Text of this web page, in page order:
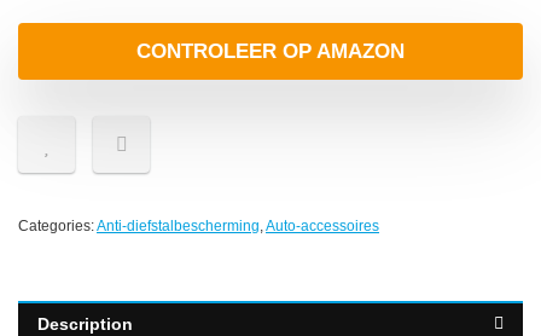
CONTROLEER OP AMAZON
Categories:Anti-diefstalbescherming,Auto-accessoires
Description